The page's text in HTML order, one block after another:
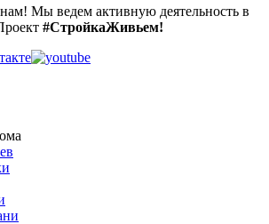
Мы ведем активную деятельность в
#СтройкаЖивьем!